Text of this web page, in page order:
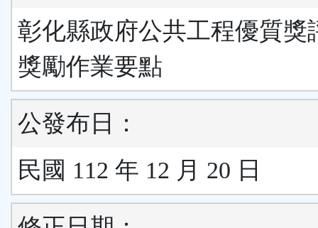
彰化縣政府公共工程優質獎
獎勵作業要點
公發布日：
民國 112 年 12 月 20 日